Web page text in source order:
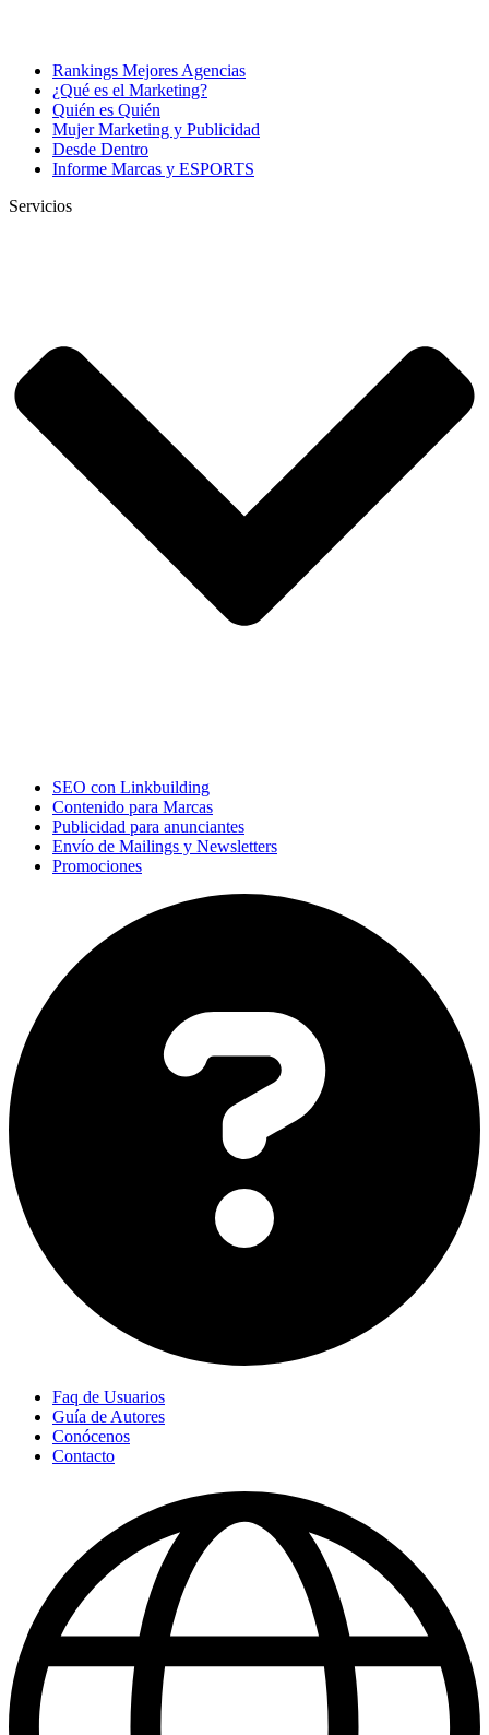
Rankings Mejores Agencias
¿Qué es el Marketing?
Quién es Quién
Mujer Marketing y Publicidad
Desde Dentro
Informe Marcas y ESPORTS
Servicios
SEO con Linkbuilding
Contenido para Marcas
Publicidad para anunciantes
Envío de Mailings y Newsletters
Promociones
Faq de Usuarios
Guía de Autores
Conócenos
Contacto